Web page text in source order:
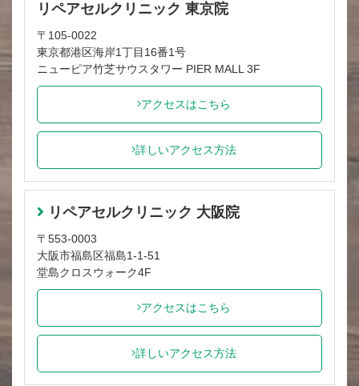
リペアセルクリニック 東京院
〒105-0022
東京都港区海岸1丁目16番1号
ニューピア竹芝サウスタワー PIER MALL 3F
アクセスはこちら
詳しいアクセス方法
リペアセルクリニック 大阪院
〒553-0003
大阪市福島区福島1-1-51
堂島クロスウォーク4F
アクセスはこちら
詳しいアクセス方法